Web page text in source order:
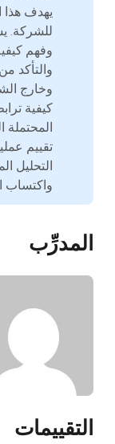
يهدف هذا
للشركة.
وفهم
والتأكد
وخارج
كيفية
المحتملة
تقييم
التحليل
واكتساب
المدرِّب
التقييمات